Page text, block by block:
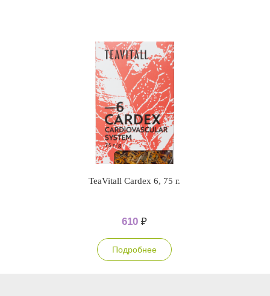
TeaVitall Cardex 6, 75 г.
610 ₽
Подробнее